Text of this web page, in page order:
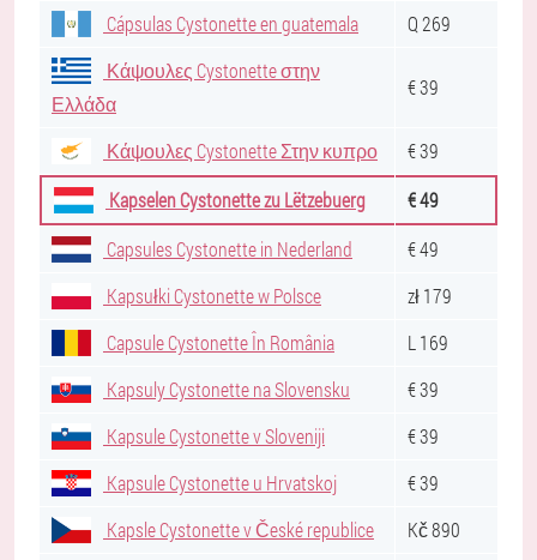
Cápsulas Cystonette en guatemala
Q 269
Κάψουλες Cystonette στην
Ελλάδα
€ 39
Κάψουλες Cystonette Στην κυπρο
€ 39
Kapselen Cystonette zu Lëtzebuerg
€ 49
Capsules Cystonette in Nederland
€ 49
Kapsułki Cystonette w Polsce
zł 179
Capsule Cystonette În România
L 169
Kapsuly Cystonette na Slovensku
€ 39
Kapsule Cystonette v Sloveniji
€ 39
Kapsule Cystonette u Hrvatskoj
€ 39
Kapsle Cystonette v České republice
Kč 890